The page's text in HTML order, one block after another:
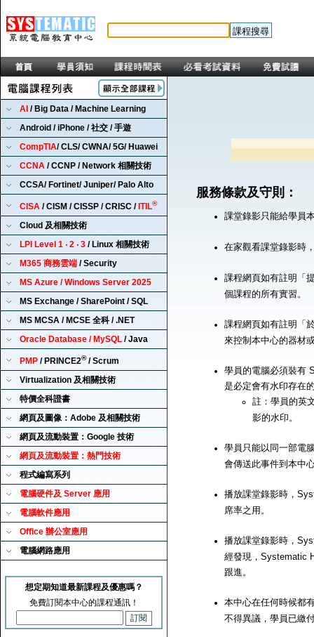
AI / Big Data / Machine Learning
Android / iPhone / 社交 / 手遊
CompTIA/ CLS/ CWNA/ 5G/ Huawei
CCNA / CCNP / Network 相關技術
CCSA/ Fortinet/ Juniper/ Palo Alto
CISA / CISM / CISSP / CRISC / ITIL®
Cloud 及相關技術
LPI Level 1 ‧ 2 ‧ 3 / Linux 相關技術
M365 商務雲端 / Security
MS Azure / Windows Server 2025
MS Exchange / SharePoint / SQL
MS MCSA / MCSE 全科 / .NET
Oracle Database / MySQL / Java
PMP / PRINCE2®/ Scrum
Virtualization 及相關技術
特價全科證書
網頁及圖像：Adobe 及相關技術
網頁及流動裝置：Google 技術
網頁及流動裝置：熱門技術
程式編寫系列
電腦硬件及 Server 應用
電腦軟件應用
Office 辦公室應用
電腦網路應用
想定期知道最新課程及優惠嗎？
免費訂閱本中心的課程通訊！
服務條款及守則：
課堂錄影只能給學員
在家觀看課堂錄影時
課程網頁如有註明「
個課程的所有實習。
課程網頁如有註明「
來控制本中心的器材
學員的電腦必須裝有
是必定會有水印存在
註：學員的英
影的水印。
學員只能以同一部電
會傳送此事件到本中
播放課堂錄影時，
席率之用。
播放課堂錄影時，
經發現，Systematic
跟進。
本中心在任何時候都
不得異議，學員已繳